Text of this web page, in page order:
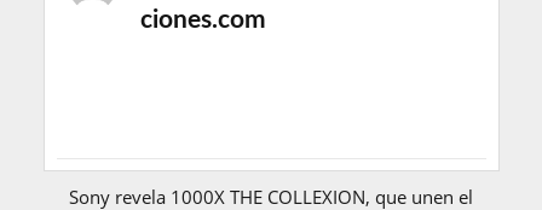
ciones.com
Sony revela 1000X THE COLLEXION, que unen el